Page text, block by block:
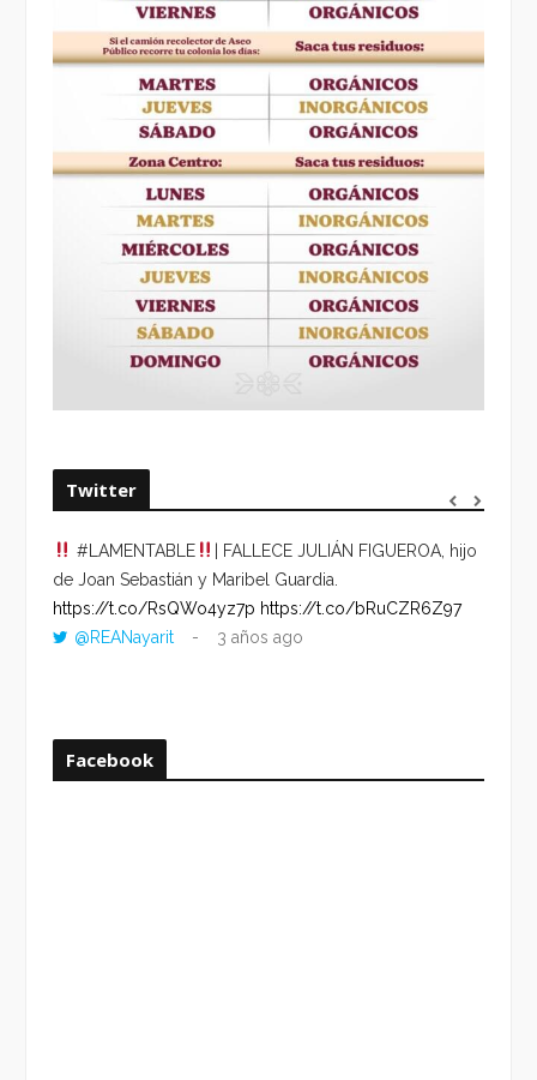
Twitter
#LAMENTABLE
| FALLECE JULIÁN FIGUEROA, hijo
de Joan Sebastián y Maribel Guardia.
https://t.co/RsQWo4yz7p https://t.co/bRuCZR6Z97
@REANayarit
3 años ago
Facebook